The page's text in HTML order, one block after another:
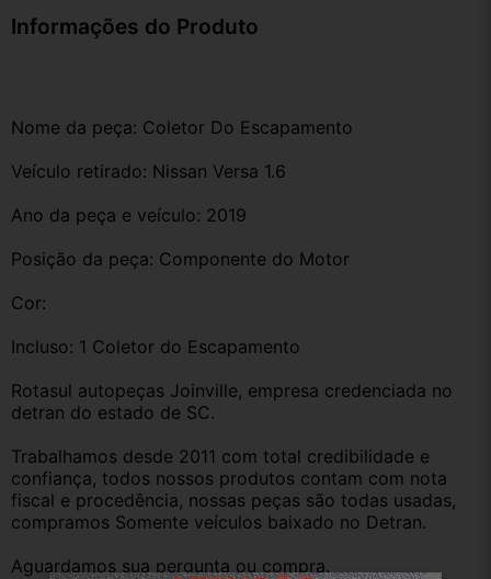
Informações do Produto
Nome da peça: Coletor Do Escapamento
Veículo retirado: Nissan Versa 1.6
Ano da peça e veículo: 2019
Posição da peça: Componente do Motor
Cor:
Incluso: 1 Coletor do Escapamento
Rotasul autopeças Joinville, empresa credenciada no
detran do estado de SC.
Trabalhamos desde 2011 com total credibilidade e
confiança, todos nossos produtos contam com nota
fiscal e procedência, nossas peças são todas usadas,
compramos Somente veículos baixado no Detran.
Aguardamos sua pergunta ou compra.